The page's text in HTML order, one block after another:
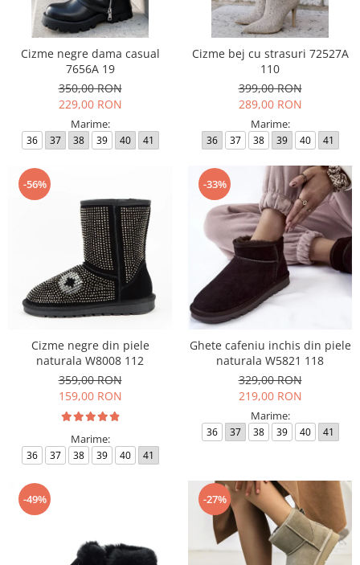
Incaltamine primavara-vara piele
Imbracaminte
Camasi si topuri
Blugi si pantaloni
Pulovere si cardigane
Rochii
Incaltaminte toamna-iarna piele
Cizme negre dama casual
7656A 19
350,00 RON
229,00 RON
Marime:
36 37 38 39 40 41
Cizme bej cu strasuri 72527A
110
399,00 RON
289,00 RON
Marime:
36 37 38 39 40 41
-56%
Cizme negre din piele
naturala W8008 112
359,00 RON
159,00 RON
Marime:
36 37 38 39 40 41
-33%
Ghete cafeniu inchis din piele
naturala W5821 118
329,00 RON
219,00 RON
Marime:
36 37 38 39 40 41
-49% -27%